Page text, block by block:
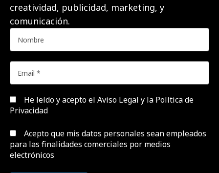
creatividad, publicidad, marketing, y
comunicación.
He leído y acepto el Aviso Legal y la Política de
Privacidad
Acepto que mis datos personales sean empleados
para las finalidades comerciales por medios
electrónicos